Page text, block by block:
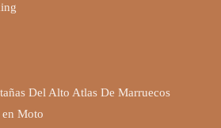
Del Alto Atlas De Marruecos
Moto